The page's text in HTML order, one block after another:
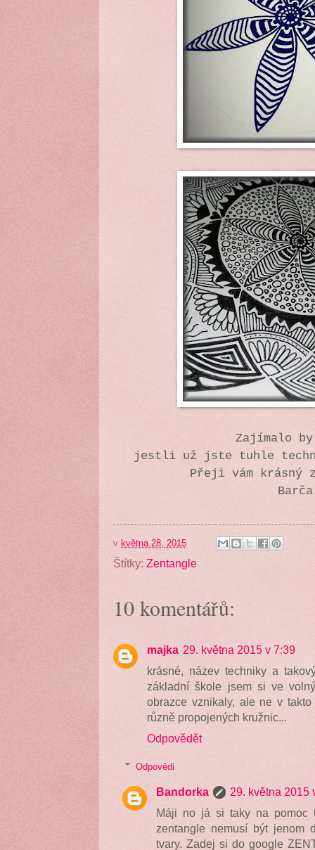
Zajímalo
jestli už jste tuhle
Přeji vám krásný
Barča
v května 28, 2015
Štítky: Zentangle
10 komentářů:
majka 29. května 2015 v 7:39
krásné, název techniky a
základní škole jsem si ve
obrazce vznikaly, ale ne v
různě propojených kružnic...
Odpovědět
Odpovědi
Bandorka
29. května 2015
Máji no já si taky na pomoc
zentangle nemusí být jenom
tvary. Zadej si do google